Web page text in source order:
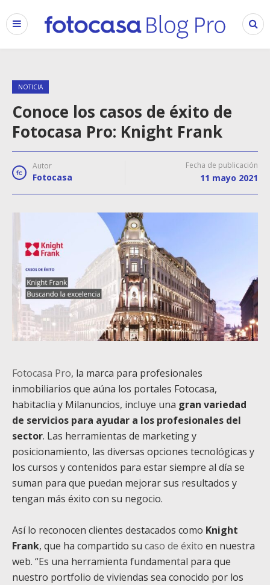
NOTICIA
Conoce los casos de éxito de
Fotocasa Pro: Knight Frank
Autor
Fotocasa
Fecha de publicación
11 mayo 2021
Fotocasa Pro, la marca para profesionales
inmobiliarios que aúna los portales Fotocasa,
habitaclia y Milanuncios, incluye una gran variedad
de servicios para ayudar a los profesionales del
sector. Las herramientas de marketing y
posicionamiento, las diversas opciones tecnológicas y
los cursos y contenidos para estar siempre al día se
suman para que puedan mejorar sus resultados y
tengan más éxito con su negocio.
Así lo reconocen clientes destacados como Knight
Frank, que ha compartido su caso de éxito en nuestra
web. “Es una herramienta fundamental para que
nuestro portfolio de viviendas sea conocido por los